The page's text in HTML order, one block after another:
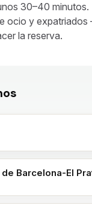
30–40 minutos.
ocio y
la reserva.
Barcelona-El